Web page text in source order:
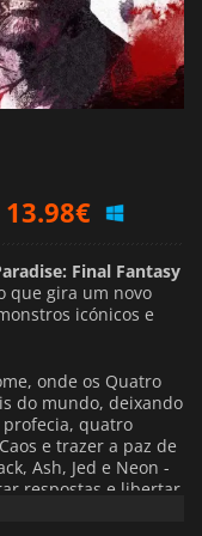
13.98€
15.59€
Final Fantasy
que gira um novo
icónicos e
onde os Quatro
do mundo, deixando
quatro
e trazer a paz de
Ash, Jed e Neon -
respostas e libertar
dentro deles.